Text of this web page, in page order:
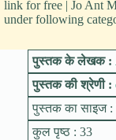
link for free | Jo Ant
under following
पुस्तक के लेखक :
पुस्तक की श्रेणी :
पुस्तक का साइज :
कुल पृष्ठ : 33